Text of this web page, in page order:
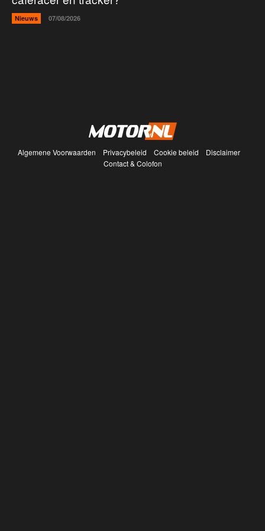
Nieuws 07/08/2026
Algemene Voorwaarden Privacybeleid Cookie beleid
Disclaimer
Contact & Colofon